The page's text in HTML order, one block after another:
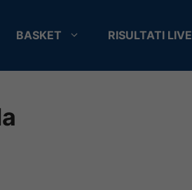
BASKET RISULTATI LIVE